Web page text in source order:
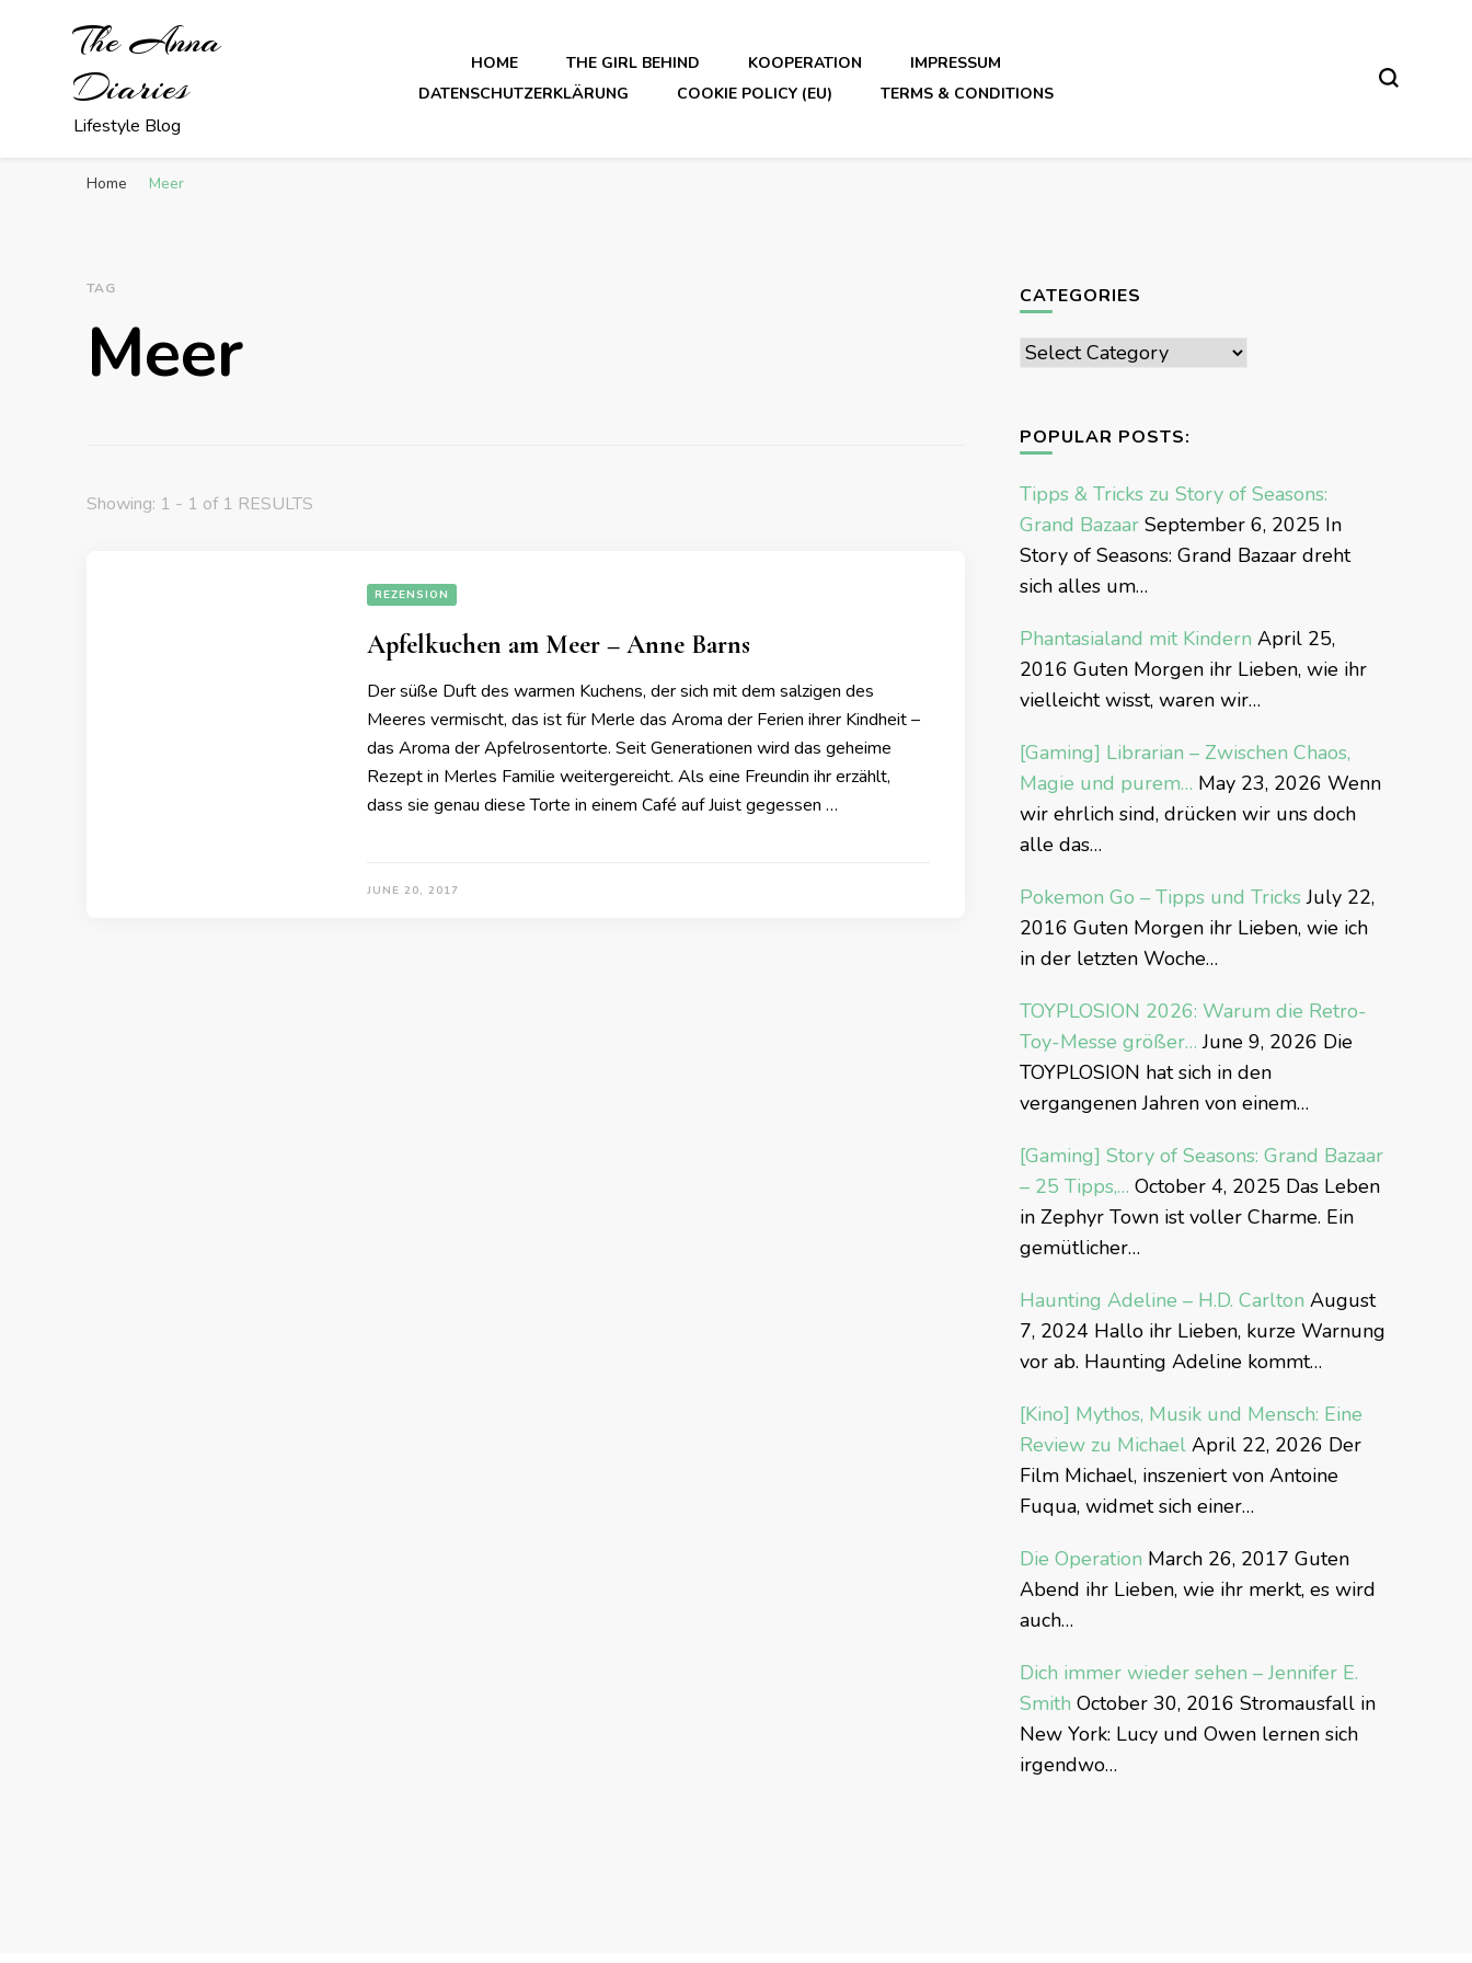
The Anna
Diaries
Lifestyle Blog
HOME THE GIRL BEHIND KOOPERATION
IMPRESSUM
DATENSCHUTZERKLÄRUNG
COOKIE POLICY (EU) TERMS & CONDITIONS
Home Meer
TAG
Meer
Showing: 1 - 1 of 1 RESULTS
REZENSION
Apfelkuchen am Meer – Anne Barns
Der süße Duft des warmen Kuchens, der sich mit dem salzigen des
Meeres vermischt, das ist für Merle das Aroma der Ferien ihrer Kindheit –
das Aroma der Apfelrosentorte. Seit Generationen wird das geheime
Rezept in Merles Familie weitergereicht. Als eine Freundin ihr erzählt,
dass sie genau diese Torte in einem Café auf Juist gegessen …
JUNE 20, 2017
CATEGORIES
Categories
POPULAR POSTS:
Tipps & Tricks zu Story of Seasons:
Grand BazaarSeptember 6, 2025 In
Story of Seasons: Grand Bazaar dreht
sich alles um…
Phantasialand mit Kindern April 25,
2016 Guten Morgen ihr Lieben, wie ihr
vielleicht wisst, waren wir…
[Gaming] Librarian – Zwischen Chaos,
Magie und purem… May 23, 2026 Wenn
wir ehrlich sind, drücken wir uns doch
alle das…
Pokemon Go – Tipps und Tricks July 22,
2016 Guten Morgen ihr Lieben, wie ich
in der letzten Woche…
TOYPLOSION 2026: Warum die Retro-
Toy-Messe größer… June 9, 2026 Die
TOYPLOSION hat sich in den
vergangenen Jahren von einem…
[Gaming] Story of Seasons: Grand Bazaar
– 25 Tipps,… October 4, 2025 Das Leben
in Zephyr Town ist voller Charme. Ein
gemütlicher…
Haunting Adeline – H.D. Carlton August
7, 2024 Hallo ihr Lieben, kurze Warnung
vor ab. Haunting Adeline kommt…
[Kino] Mythos, Musik und Mensch: Eine
Review zu MichaelApril 22, 2026 Der
Film Michael, inszeniert von Antoine
Fuqua, widmet sich einer…
Die Operation March 26, 2017 Guten
Abend ihr Lieben, wie ihr merkt, es wird
auch…
Dich immer wieder sehen – Jennifer E.
Smith October 30, 2016 Stromausfall in
New York: Lucy und Owen lernen sich
irgendwo…